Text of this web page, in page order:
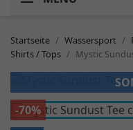
Startseite Wassersport
Shirts / Tops
Mystic
-70%